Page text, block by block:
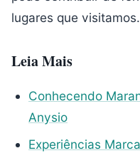
lugares que visitamos.
Leia Mais
Conhecendo
Anysio
Experiências